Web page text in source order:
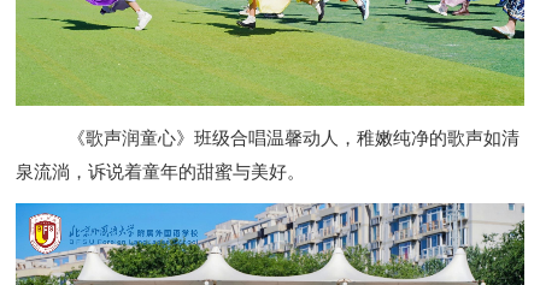
《歌声润童心》班级合唱温馨动人，稚嫩纯净的歌声如清
泉流淌，诉说着童年的甜蜜与美好。